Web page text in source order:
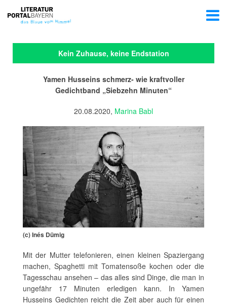
Kein Zuhause, keine Endstation
Yamen Husseins schmerz- wie kraftvoller
Gedichtband „Siebzehn Minuten“
20.08.2020, Marina Babl
(c) Inés Dümig
Mit der Mutter telefonieren, einen kleinen Spaziergang
machen, Spaghetti mit Tomatensoße kochen oder die
Tagesschau ansehen – das alles sind Dinge, die man in
ungefähr 17 Minuten erledigen kann. In Yamen
Husseins Gedichten reicht die Zeit aber auch für einen